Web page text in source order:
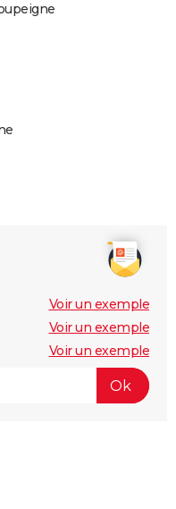
Voir un exemple
Voir un exemple
Voir un exemple